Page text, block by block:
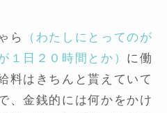
ら
（わたしにとってのが
１日２０時間とか） に働
料はきちんと貰えていて
、金銭的には何かをかけ